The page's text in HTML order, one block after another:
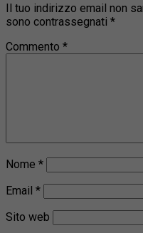
Il tuo indirizzo email non
sono contrassegnati *
Commento *
Nome *
Email *
Sito web